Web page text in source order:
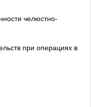
челюстно-
при операциях в